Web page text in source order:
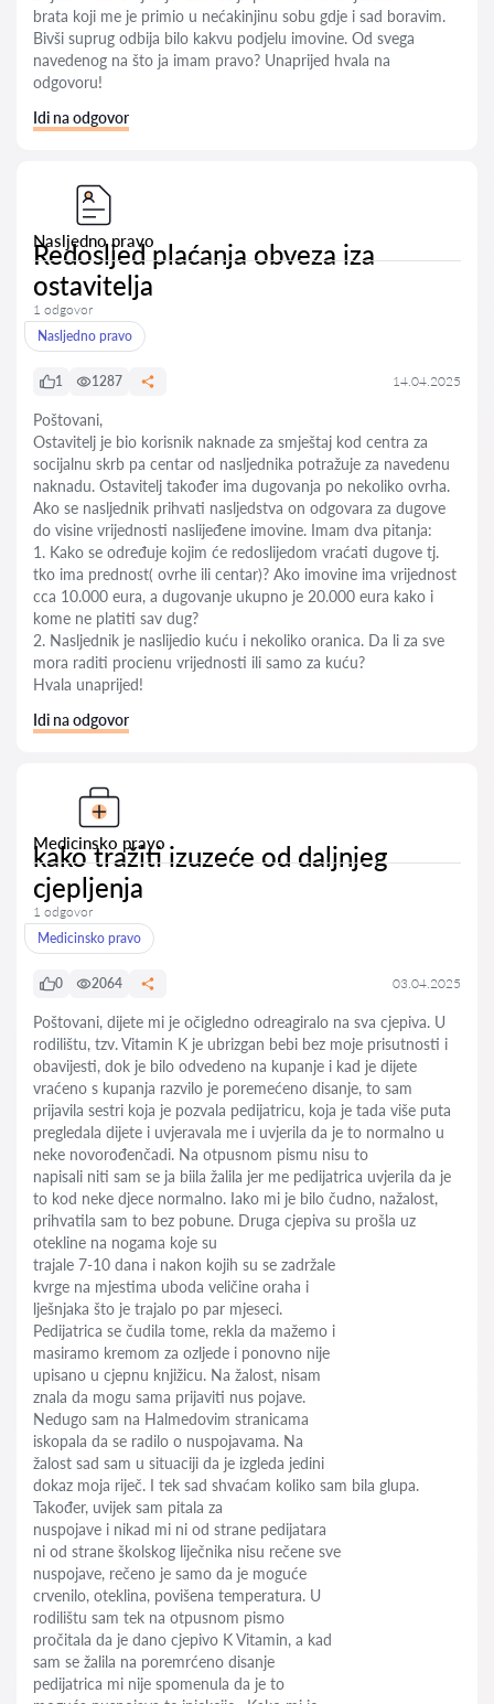
brata koji me je primio u nećakinjinu sobu gdje i sad boravim.
Bivši suprug odbija bilo kakvu podjelu imovine. Od svega
navedenog na što ja imam pravo? Unaprijed hvala na
odgovoru!
Idi na odgovor
Nasljedno pravo
Redosljed plaćanja obveza iza
ostavitelja
1 odgovor
Nasljedno pravo
1 1287 14.04.2025
Poštovani,
Ostavitelj je bio korisnik naknade za smještaj kod centra za
socijalnu skrb pa centar od nasljednika potražuje za navedenu
naknadu. Ostavitelj također ima dugovanja po nekoliko ovrha.
Ako se nasljednik prihvati nasljedstva on odgovara za dugove
do visine vrijednosti naslijeđene imovine. Imam dva pitanja:
1. Kako se određuje kojim će redoslijedom vraćati dugove tj.
tko ima prednost( ovrhe ili centar)? Ako imovine ima vrijednost
cca 10.000 eura, a dugovanje ukupno je 20.000 eura kako i
kome ne platiti sav dug?
2. Nasljednik je naslijedio kuću i nekoliko oranica. Da li za sve
mora raditi procienu vrijednosti ili samo za kuću?
Hvala unaprijed!
Idi na odgovor
Medicinsko pravo
kako tražiti izuzeće od daljnjeg
cjepljenja
1 odgovor
Medicinsko pravo
0 2064 03.04.2025
Poštovani, dijete mi je očigledno odreagiralo na sva cjepiva. U
rodilištu, tzv. Vitamin K je ubrizgan bebi bez moje prisutnosti i
obavijesti, dok je bilo odvedeno na kupanje i kad je dijete
vraćeno s kupanja razvilo je poremećeno disanje, to sam
prijavila sestri koja je pozvala pedijatricu, koja je tada više puta
pregledala dijete i uvjeravala me i uvjerila da je to normalno u
neke novorođenčadi. Na otpusnom pismu nisu to
napisali niti sam se ja biila žalila jer me pedijatrica uvjerila da je
to kod neke djece normalno. Iako mi je bilo čudno, nažalost,
prihvatila sam to bez pobune. Druga cjepiva su prošla uz
otekline na nogama koje su
trajale 7-10 dana i nakon kojih su se zadržale
kvrge na mjestima uboda veličine oraha i
lješnjaka što je trajalo po par mjeseci.
Pedijatrica se čudila tome, rekla da mažemo i
masiramo kremom za ozljede i ponovno nije
upisano u cjepnu knjižicu. Na žalost, nisam
znala da mogu sama prijaviti nus pojave.
Nedugo sam na Halmedovim stranicama
iskopala da se radilo o nuspojavama. Na
žalost sad sam u situaciji da je izgleda jedini
dokaz moja riječ. I tek sad shvaćam koliko sam bila glupa.
Također, uvijek sam pitala za
nuspojave i nikad mi ni od strane pedijatara
ni od strane školskog liječnika nisu rečene sve
nuspojave, rečeno je samo da je moguće
crvenilo, oteklina, povišena temperatura. U
rodilištu sam tek na otpusnom pismo
pročitala da je dano cjepivo K Vitamin, a kad
sam se žalila na poremrćeno disanje
pedijatrica mi nije spomenula da je to